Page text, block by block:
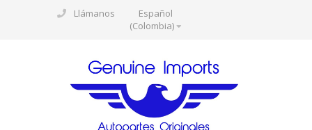
Llámanos
Español
(Colombia)